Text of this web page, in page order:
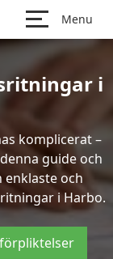
Menu
i
komplicerat –
guide och
och
i Harbo.